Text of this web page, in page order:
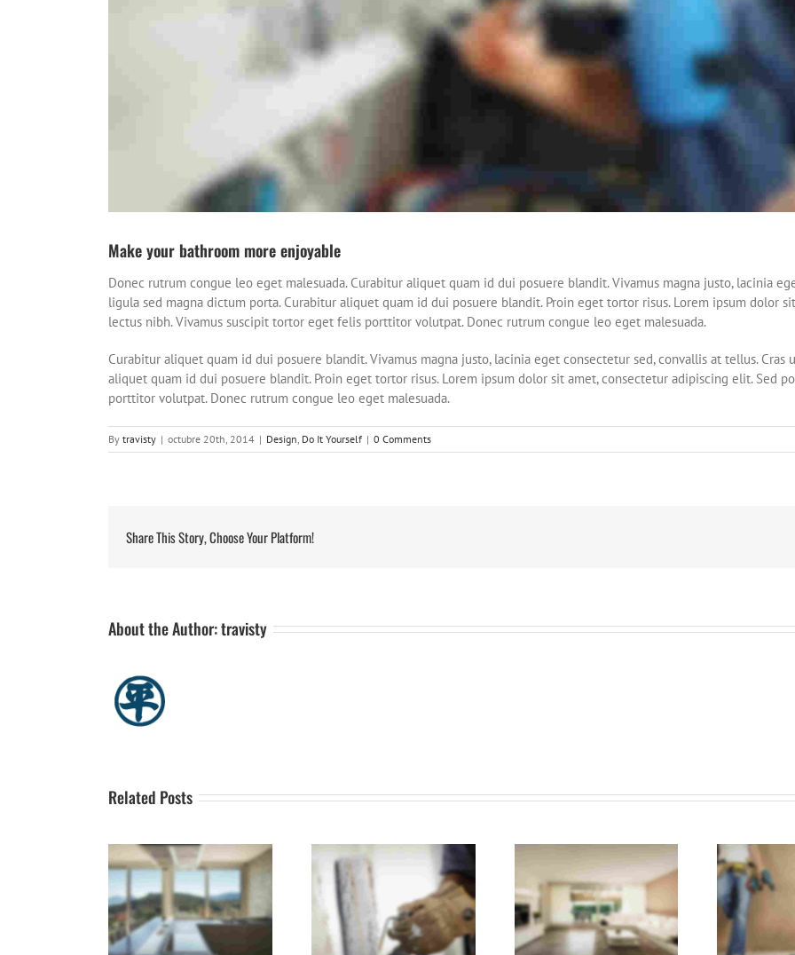
Make your bathroom more enjoyable
Donec rutrum congue leo eget malesuada. Curabitur aliquet quam id dui posuere blandit. Vivamus magna justo, lacinia
ligula sed magna dictum porta. Curabitur aliquet quam id dui posuere blandit. Proin eget tortor risus. Lorem ipsum dolor
lectus nibh. Vivamus suscipit tortor eget felis porttitor volutpat. Donec rutrum congue leo eget malesuada.
Curabitur aliquet quam id dui posuere blandit. Vivamus magna justo, lacinia eget consectetur sed, convallis at tellus.
aliquet quam id dui posuere blandit. Proin eget tortor risus. Lorem ipsum dolor sit amet, consectetur adipiscing elit. Sed
porttitor volutpat. Donec rutrum congue leo eget malesuada.
By travisty | octubre 20th, 2014 | Design Do It Yourself | 0 Comments
Share This Story, Choose Your Platform!
About the Author:travisty
Related Posts
Everyone can paint, so do
Make your living room
more enjoyable
The do’s and don’ts of
home renovations